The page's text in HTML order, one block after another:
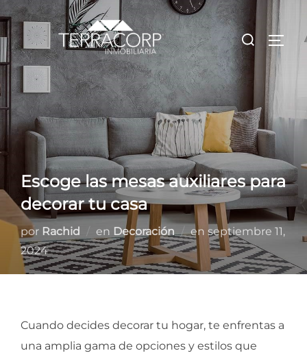
Saltar
al
contenido
Buscar:
Escoge las mesas auxiliares para
decorar tu casa
por Rachid en Decoración en Publicado
el
septiembre 11,
2024
Cuando decides decorar tu hogar, te enfrentas a
una amplia gama de opciones y estilos que